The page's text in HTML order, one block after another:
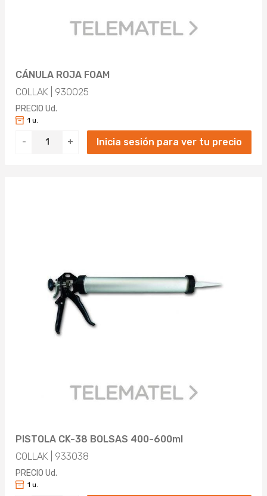
CÁNULA ROJA FOAM
COLLAK | 930025
PRECIO Ud.
- +
1 u.
Inicia sesión para ver tu precio
PISTOLA CK-38 BOLSAS 400-600ml
COLLAK | 933038
PRECIO Ud.
1 u.